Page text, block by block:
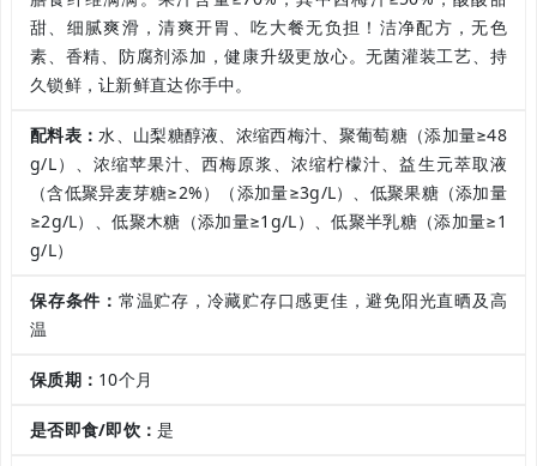
甜、细腻爽滑，清爽开胃、吃大餐无负担！洁净配方，无色
素、香精、防腐剂添加，健康升级更放心。无菌灌装工艺、持
久锁鲜，让新鲜直达你手中。
配料表：水、山梨糖醇液、浓缩西梅汁、聚葡萄糖（添加量≥48
g/L）、浓缩苹果汁、西梅原浆、浓缩柠檬汁、益生元萃取液
（含低聚异麦芽糖≥2%）（添加量≥3g/L）、低聚果糖（添加量
≥2g/L）、低聚木糖（添加量≥1g/L）、低聚半乳糖（添加量≥1
g/L）
保存条件： 常温贮存，冷藏贮存口感更佳，避免阳光直晒及高
温
保质期： 10个月
是否即食/即饮：是